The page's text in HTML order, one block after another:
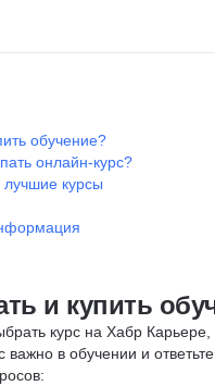
обучение?
онлайн-курс?
курсы
и купить
курс на Хабр
важно в обучении и